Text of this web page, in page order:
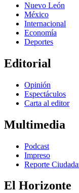
Nuevo León
México
Internacional
Economía
Deportes
Editorial
Opinión
Espectáculos
Carta al editor
Multimedia
Podcast
Impreso
Reporte
El Horizonte